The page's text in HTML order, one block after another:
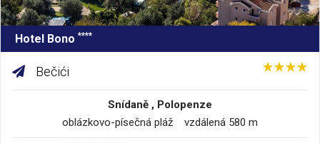
Hotel Bono ****
Bečići
Snídaně , Polopenze
oblázkovo-písečná pláž vzdálená 580 m